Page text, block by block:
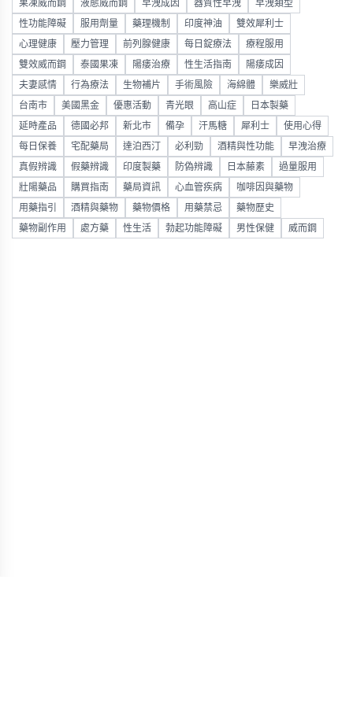
果凍威而鋼 液態威而鋼 早洩成因 器質性早洩 早洩類型
性功能障礙 服用劑量 藥理機制 印度神油 雙效犀利士
心理健康 壓力管理 前列腺健康 每日錠療法 療程服用
雙效威而鋼 泰國果凍 陽痿治療 性生活指南 陽痿成因
夫妻感情 行為療法 生物補片 手術風險 海綿體 樂威壯
台南市 美國黑金 優惠活動 青光眼 高山症 日本製藥
延時產品 德國必邦 新北市 備孕 汗馬糖 犀利士 使用心得
每日保養 宅配藥局 達泊西汀 必利勁 酒精與性功能 早洩治療
真假辨識 假藥辨識 印度製藥 防偽辨識 日本藤素 過量服用
壯陽藥品 購買指南 藥局資訊 心血管疾病 咖啡因與藥物
用藥指引 酒精與藥物 藥物價格 用藥禁忌 藥物歷史
藥物副作用 處方藥 性生活 勃起功能障礙 男性保健 威而鋼